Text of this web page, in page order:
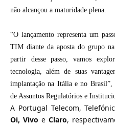
não alcançou a maturidade plena.
“O lançamento representa um
TIM diante da aposta do grupo
partir desse passo, vamos
tecnologia, além de suas
implantação na Itália e no
de Assuntos Regulatórios e
A Portugal Telecom,
Oi, Vivo e Claro,